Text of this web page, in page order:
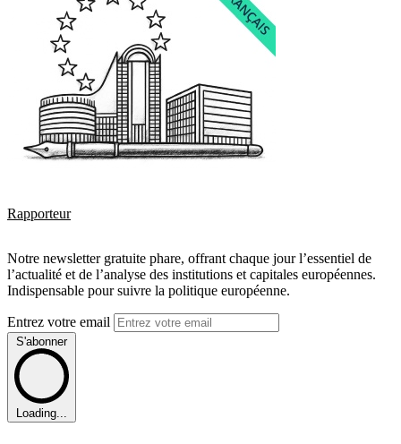
Rapporteur
Notre newsletter gratuite phare, offrant chaque jour l’essentiel de
l’actualité et de l’analyse des institutions et capitales européennes.
Indispensable pour suivre la politique européenne.
Entrez votre email
S'abonner
Loading...